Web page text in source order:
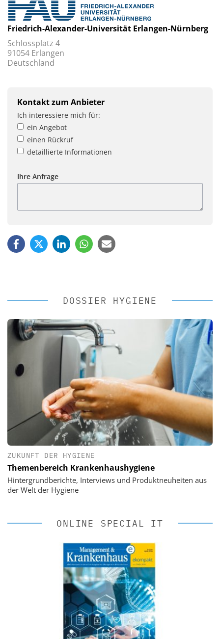
Friedrich-Alexander-Universität Erlangen-Nürnberg
Schlossplatz 4
91054 Erlangen
Deutschland
Kontakt zum Anbieter
Ich interessiere mich für:
ein Angebot
einen Rückruf
detaillierte Informationen
Ihre Anfrage
DOSSIER HYGIENE
ZUKUNFT DER HYGIENE
Themenbereich Krankenhaushygiene
Hintergrundberichte, Interviews und Produktneuheiten aus
der Welt der Hygiene
ONLINE SPECIAL IT